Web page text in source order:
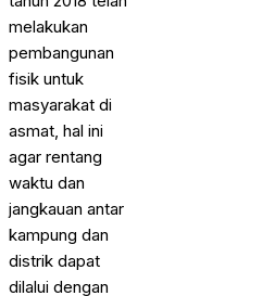
melakukan
pembangunan
fisik untuk
masyarakat di
asmat, hal ini
agar rentang
waktu dan
jangkauan antar
kampung dan
distrik dapat
dilalui dengan